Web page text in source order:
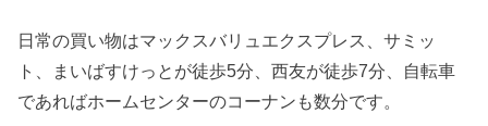
日常の買い物はマックスバリュエクスプレス、サミッ
ト、まいばすけっとが徒歩5分、西友が徒歩7分、自転車
であればホームセンターのコーナンも数分です。